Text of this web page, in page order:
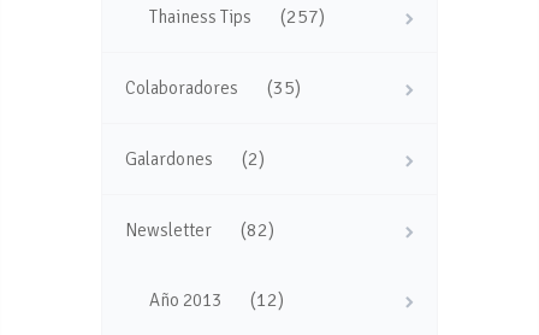
Thainess Tips (257)
Colaboradores (35)
Galardones (2)
Newsletter (82)
Año 2013 (12)